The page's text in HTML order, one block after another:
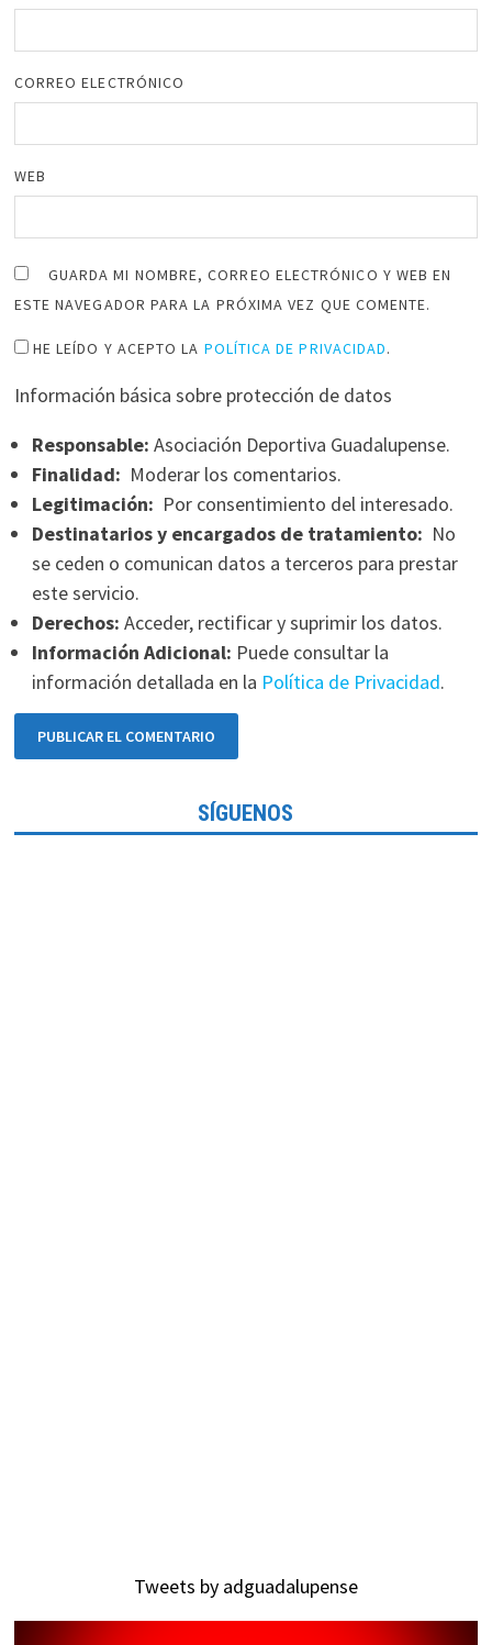
CORREO ELECTRÓNICO
WEB
GUARDA MI NOMBRE, CORREO ELECTRÓNICO Y WEB EN
ESTE NAVEGADOR PARA LA PRÓXIMA VEZ QUE COMENTE.
HE LEÍDO Y ACEPTO LA POLÍTICA DE PRIVACIDAD.
Información básica sobre protección de datos
Responsable: Asociación Deportiva Guadalupense.
Finalidad: Moderar los comentarios.
Legitimación: Por consentimiento del interesado.
Destinatarios y encargados de tratamiento: No
se ceden o comunican datos a terceros para prestar
este servicio.
Derechos: Acceder, rectificar y suprimir los datos.
Información Adicional: Puede consultar la
información detallada en la Política de Privacidad.
SÍGUENOS
Tweets by adguadalupense